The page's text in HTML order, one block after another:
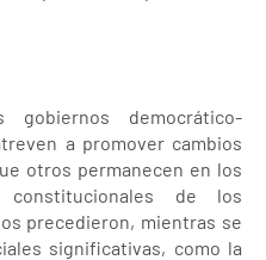
democrático-
a promover cambios
otros permanecen en los
de los
precedieron, mientras se
significativas, como la